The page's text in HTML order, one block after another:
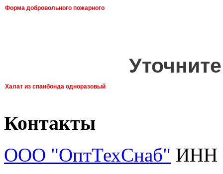
Форма добровольного пожарного
Халат из спанбонда одноразовый
Контакты
ООО "ОптТехСнаб" ИНН